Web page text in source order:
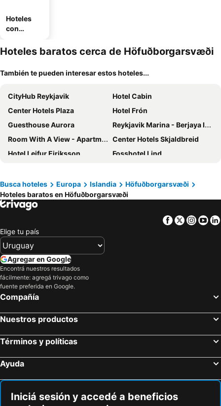
Hoteles
con
miento
Hoteles baratos cerca de Höfuðborgarsvæði
También te pueden interesar estos hoteles...
CityHub Reykjavik
Hotel Cabin
Center Hotels Plaza
Hotel Frón
Guesthouse Aurora
Reykjavik Marina - Berjaya Iceland Hotels
Room With A View - Apartments
Center Hotels Skjaldbreid
Hotel Leifur Eiriksson
Fosshotel Lind
Midgardur by Center Hotels
Center Hotels Laugavegur
101 Guesthouse Hotel
Storm Hotel by Keahotels
Hotel Holt - The Art Hotel
Busca hoteles Europa Islandia
Höfuðborgarsvæði
Hoteles baratos en Höfuðborgarsvæði
Facebook
Twitter
Elige tu país
Agregar en Google
Encontrá nuestros resultados
fácilmente: agregá trivago como
fuente preferida en Google.
Compañía
Nuestros productos
Términos y políticas
Ayuda
Iniciá sesión y accedé a beneficios